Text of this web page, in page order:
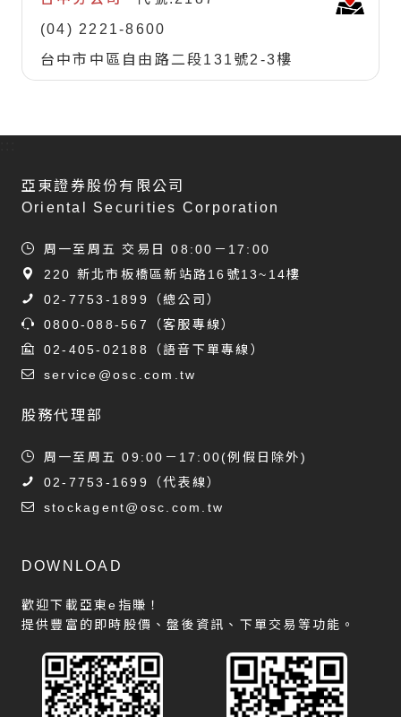
(04) 2221-8600
台中市中區自由路二段131號2-3樓
亞東證券股份有限公司
Oriental Securities Corporation
周一至周五 交易日 08:00－17:00
220 新北市板橋區新站路16號13~14樓
02-7753-1899
（總公司）
0800-088-567
（客服專線）
02-405-02188
（語音下單專線）
service@osc.com.tw
股務代理部
周一至周五 09:00－17:00(例假日除外)
02-7753-1699
（代表線）
stockagent@osc.com.tw
DOWNLOAD
歡迎下載亞東e指賺！
提供豐富的即時股價、盤後資訊、下單交易等功能。